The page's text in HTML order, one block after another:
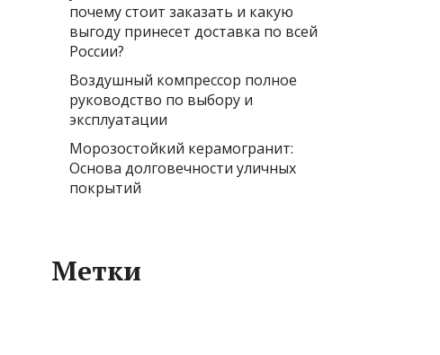
почему стоит заказать и какую
выгоду принесет доставка по всей
России?
Воздушный компрессор полное
руководство по выбору и
эксплуатации
Морозостойкий керамогранит:
Основа долговечности уличных
покрытий
Метки